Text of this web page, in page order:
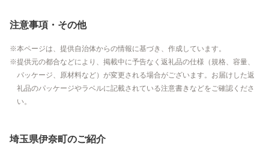
注意事項・その他
本ページは、提供自治体からの情報に基づき、作成しています。
提供元の都合などにより、掲載中に予告なく返礼品の仕様（規格、容量、
パッケージ、原材料など）が変更される場合がございます。お届けした返
礼品のパッケージやラベルに記載されている注意書きなどをご確認くださ
い。
埼玉県伊奈町のご紹介